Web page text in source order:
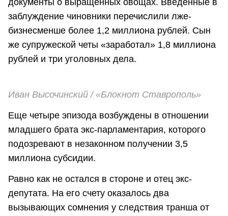
документы о выращенных овощах. Введенные в
заблуждение чиновники перечислили лже-
бизнесменше более 1,2 миллиона рублей. Сын
же супружеской четы «заработал» 1,8 миллиона
рублей и три уголовных дела.
Иван Высочинский / «Блокнот Ставрополь»
Еще четыре эпизода возбуждены в отношении
младшего брата экс-парламентария, которого
подозревают в незаконном получении 3,5
миллиона субсидии.
Равно как не остался в стороне и отец экс-
депутата. На его счету оказалось два
вызывающих сомнения у следствия транша от